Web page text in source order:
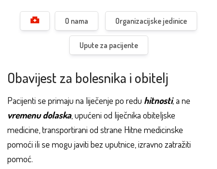
O nama Organizacijske jedinice
Upute za pacijente
Obavijest za bolesnika i obitelj
Pacijenti se primaju na liječenje po redu hitnosti,a ne
vremenu dolaska, upućeni od liječnika obiteljske
medicine, transportirani od strane Hitne medicinske
pomoći ili se mogu javiti bez uputnice, izravno zatražiti
pomoć.